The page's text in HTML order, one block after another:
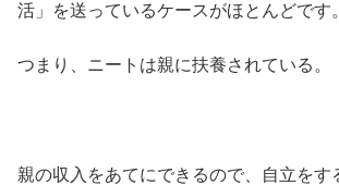
活」を送っているケースがほとんどです。
つまり、ニートは親に扶養されている。
親の収入をあてにできるので、自立をす